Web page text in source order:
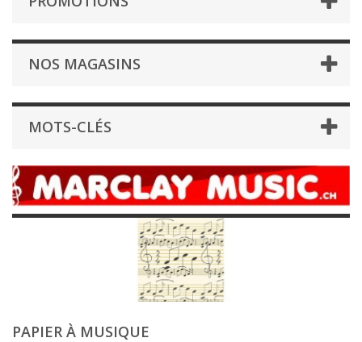
NOS MAGASINS
MOTS-CLÉS
PAPIER À MUSIQUE